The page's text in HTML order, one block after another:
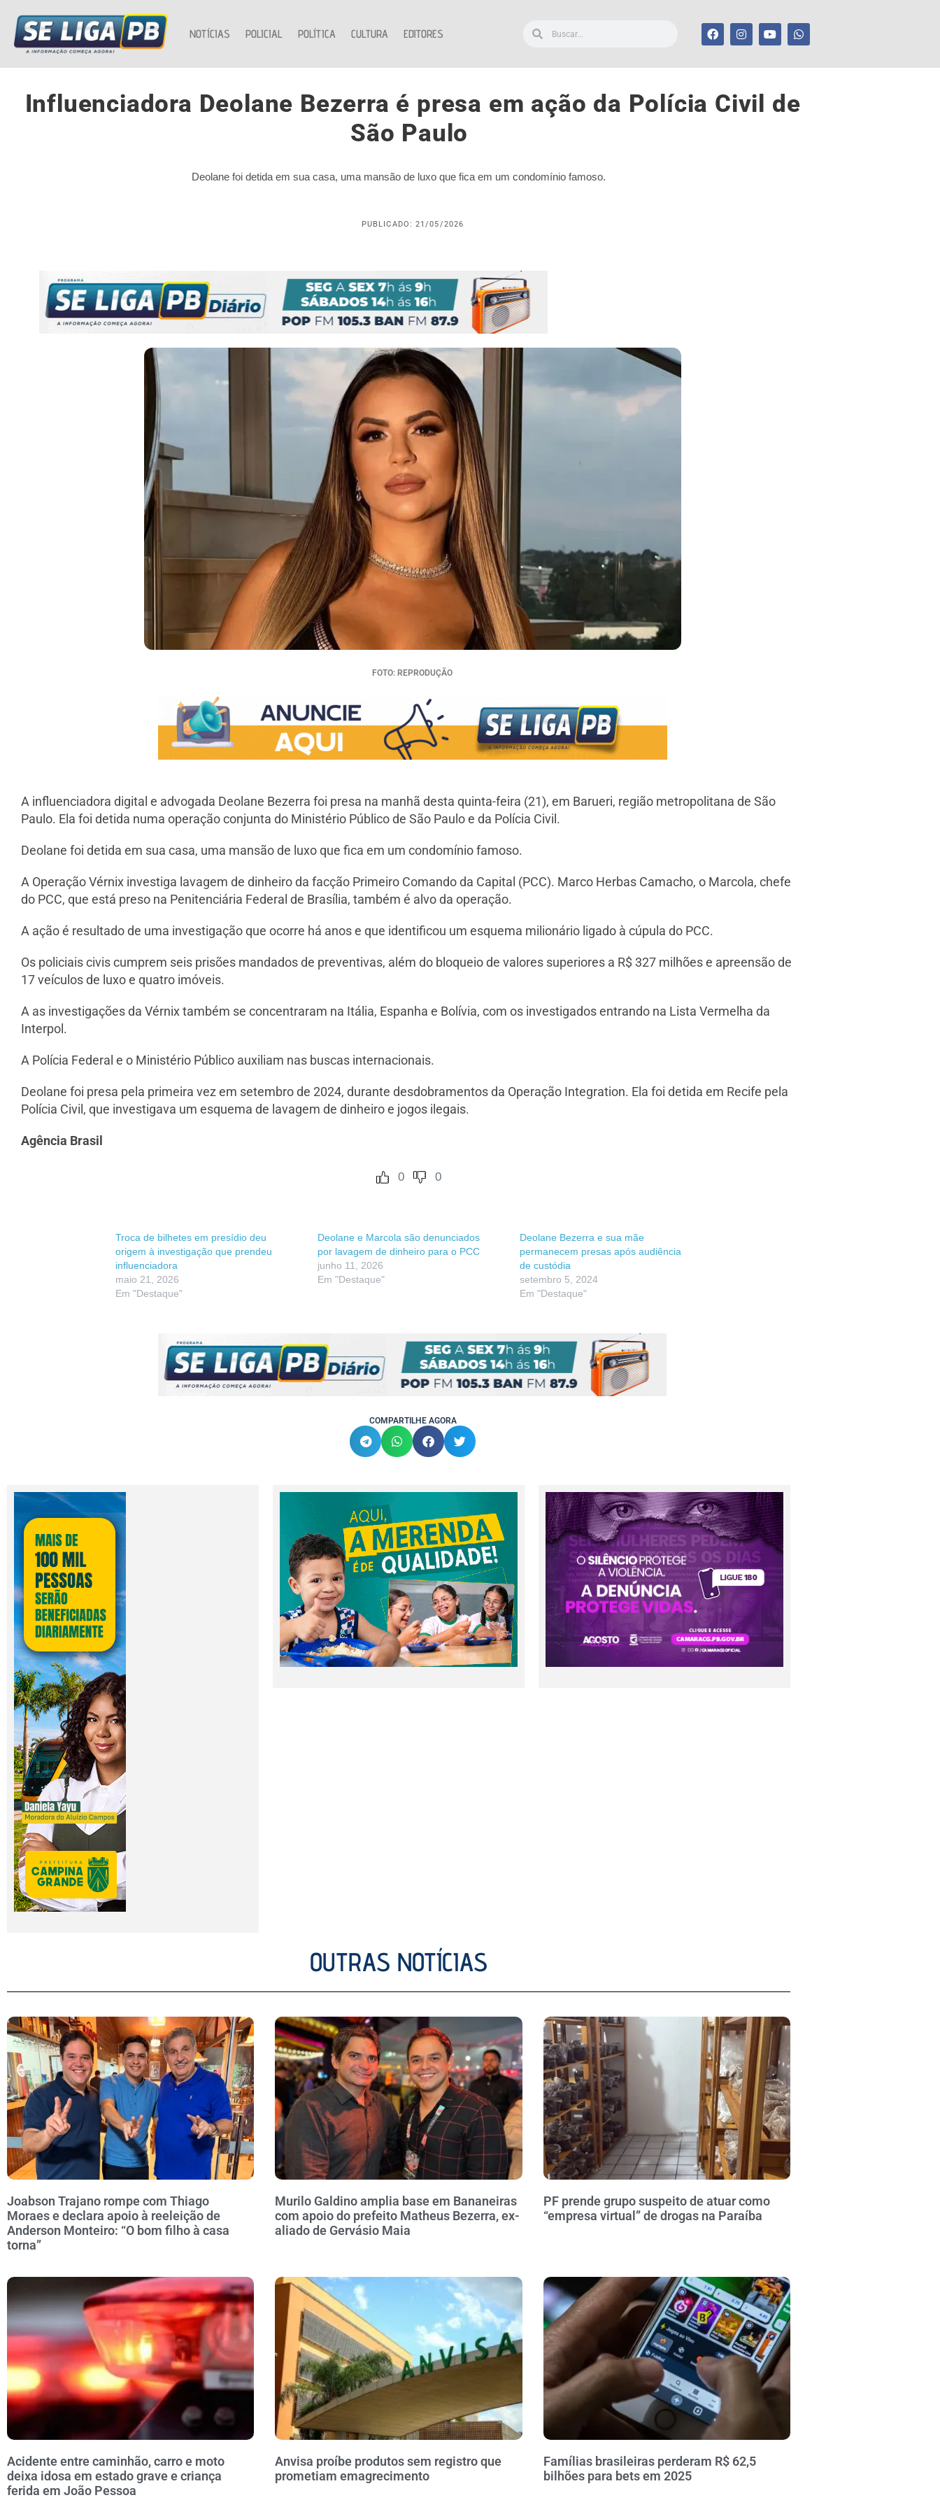
NOTÍCIAS POLICIAL POLÍTICA CULTURA EDITORES
Influenciadora Deolane Bezerra é presa em ação da Polícia Civil de
São Paulo
Deolane foi detida em sua casa, uma mansão de luxo que fica em um condomínio famoso.
PUBLICADO: 21/05/2026
FOTO: REPRODUÇÃO
A influenciadora digital e advogada Deolane Bezerra foi presa na manhã desta quinta-feira (21), em Barueri, região metropolitana de São
Paulo. Ela foi detida numa operação conjunta do Ministério Público de São Paulo e da Polícia Civil.
Deolane foi detida em sua casa, uma mansão de luxo que fica em um condomínio famoso.
A Operação Vérnix investiga lavagem de dinheiro da facção Primeiro Comando da Capital (PCC). Marco Herbas Camacho, o Marcola, chefe
do PCC, que está preso na Penitenciária Federal de Brasília, também é alvo da operação.
A ação é resultado de uma investigação que ocorre há anos e que identificou um esquema milionário ligado à cúpula do PCC.
Os policiais civis cumprem seis prisões mandados de preventivas, além do bloqueio de valores superiores a R$ 327 milhões e apreensão de
17 veículos de luxo e quatro imóveis.
A as investigações da Vérnix também se concentraram na Itália, Espanha e Bolívia, com os investigados entrando na Lista Vermelha da
Interpol.
A Polícia Federal e o Ministério Público auxiliam nas buscas internacionais.
Deolane foi presa pela primeira vez em setembro de 2024, durante desdobramentos da Operação Integration. Ela foi detida em Recife pela
Polícia Civil, que investigava um esquema de lavagem de dinheiro e jogos ilegais.
Agência Brasil
0 0
Troca de bilhetes em presídio deu
origem à investigação que prendeu
influenciadora
maio 21, 2026
Em "Destaque"
Deolane e Marcola são denunciados
por lavagem de dinheiro para o PCC
junho 11, 2026
Em "Destaque"
Deolane Bezerra e sua mãe
permanecem presas após audiência
de custódia
setembro 5, 2024
Em "Destaque"
COMPARTILHE AGORA
OUTRAS NOTÍCIAS
Joabson Trajano rompe com Thiago
Moraes e declara apoio à reeleição de
Anderson Monteiro: “O bom filho à casa
torna”
Murilo Galdino amplia base em Bananeiras
com apoio do prefeito Matheus Bezerra, ex-
aliado de Gervásio Maia
PF prende grupo suspeito de atuar como
“empresa virtual” de drogas na Paraíba
Acidente entre caminhão, carro e moto
deixa idosa em estado grave e criança
ferida em João Pessoa
Anvisa proíbe produtos sem registro que
prometiam emagrecimento
Famílias brasileiras perderam R$ 62,5
bilhões para bets em 2025